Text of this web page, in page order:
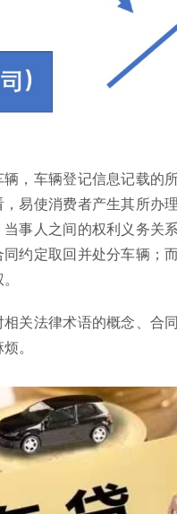
，车辆登记信息记载的
易使消费者产生其所办
事人之间的权利义务关
约定取回并处分车辆；
关法律术语的概念、合
。